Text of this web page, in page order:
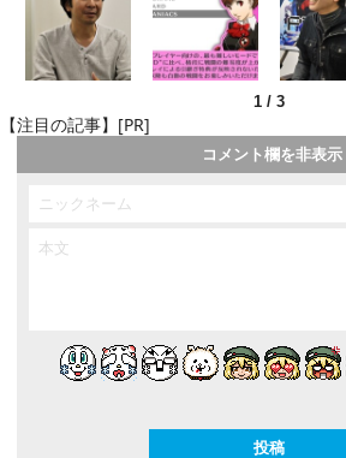
1 / 3
【注目の記事】[PR]
コメント欄を非表示